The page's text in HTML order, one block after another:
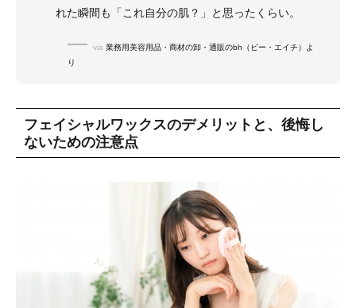
れた瞬間も「これ自分の肌？」と思ったくらい。
via 業務用美容用品・商材の卸・通販のbh（ビー・エイチ）よ
り
フェイシャルワックスのデメリットと、後悔し
ないための注意点